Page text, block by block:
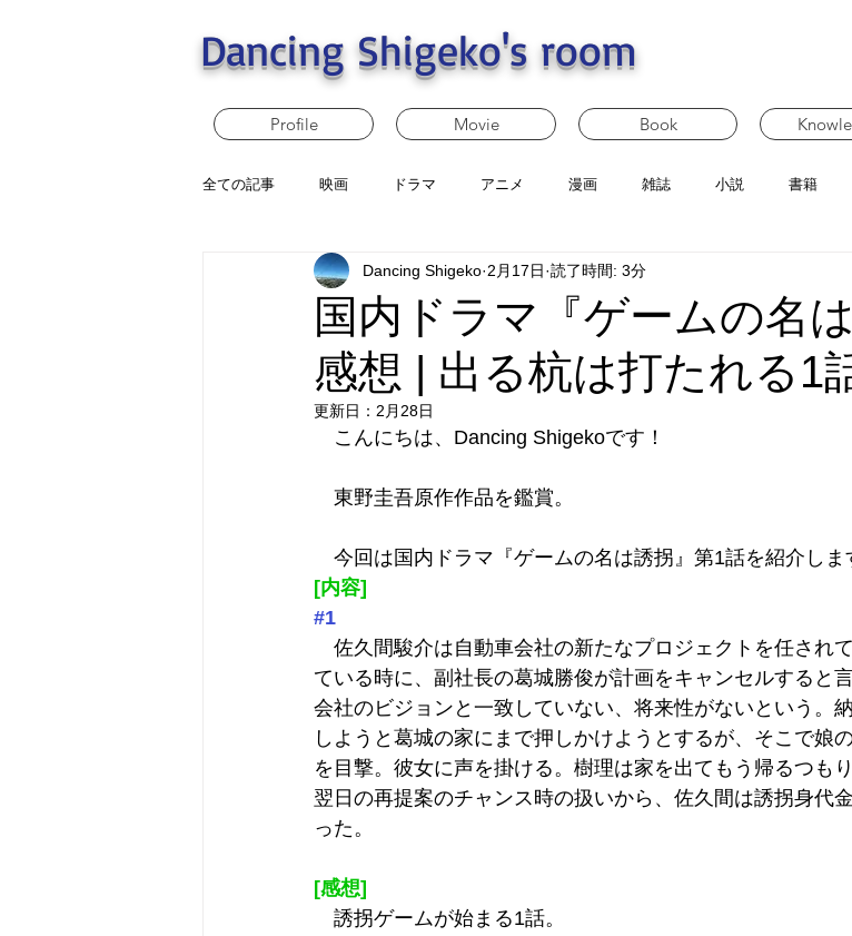
Dancing Shigeko's room
Profile Movie Book
全ての記事 映画 ドラマ アニメ 漫画 雑誌 小説 書籍
国内ドラマ『ゲームの名
感想 | 出る杭は打たれる1
Dancing Shigeko 2月17日 読了時間: 3分
更新日： 2月28日
こんにちは、Dancing Shigekoです！
東野圭吾原作作品を鑑賞。
今回は国内ドラマ『ゲームの名は誘拐』第1話を紹介しま
[内容]
#1
佐久間駿介は自動車会社の新たなプロジェクトを任され
ている時に、副社長の葛城勝俊が計画をキャンセルすると
会社のビジョンと一致していない、将来性がないという。
しようと葛城の家にまで押しかけようとするが、そこで娘
を目撃。彼女に声を掛ける。樹理は家を出てもう帰るつも
翌日の再提案のチャンス時の扱いから、佐久間は誘拐身代
った。
[感想]
誘拐ゲームが始まる1話。